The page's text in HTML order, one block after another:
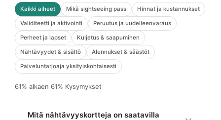
Kaikki aiheet Mikä sightseeing pass Hinnat ja kustannukset
Validiteetti ja aktivointi Peruutus ja uudelleenvaraus
Perheet ja lapset Kuljetus & saapuminen
Nähtävyydet & sisältö Alennukset & säästöt
Palveluntarjoaja yksityiskohtaisesti
61% alkaen 61% Kysymykset
Mitä nähtävyyskortteja on saatavilla